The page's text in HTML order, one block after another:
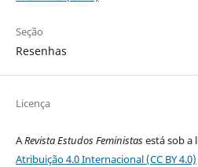
Seção
Resenhas
Licença
ARevista Estudos Feministasestá sob a
Atribuição 4.0 Internacional (CC BY 4.0)